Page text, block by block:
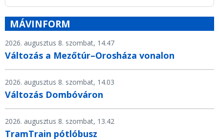
MÁVINFORM
2026. augusztus 8. szombat, 14.47
Változás a Mezőtúr–Orosháza vonalon
2026. augusztus 8. szombat, 14.03
Változás Dombóváron
2026. augusztus 8. szombat, 13.42
TramTrain pótlóbusz